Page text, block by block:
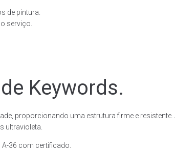
de pintura.
serviço.
Keywords.
proporcionando uma estrutura firme e
ultravioleta.
36 com certificado.